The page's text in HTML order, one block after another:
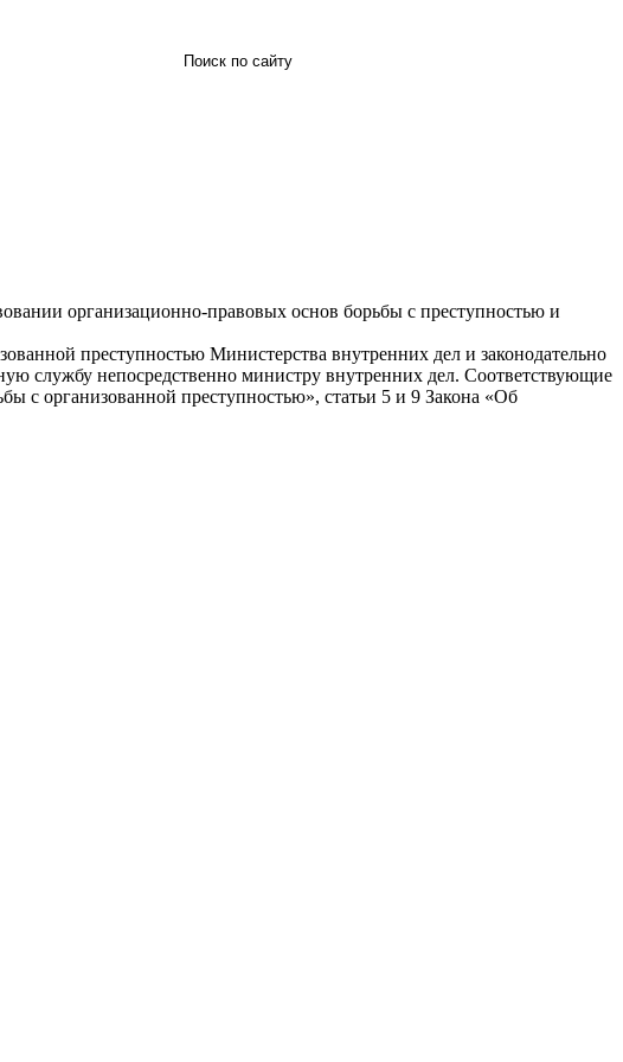
организационно-правовых основ борьбы с преступностью и
преступностью Министерства внутренних дел и законодательно
службу непосредственно министру внутренних дел. Соответствующие
с организованной преступностью», статьи 5 и 9 Закона «Об